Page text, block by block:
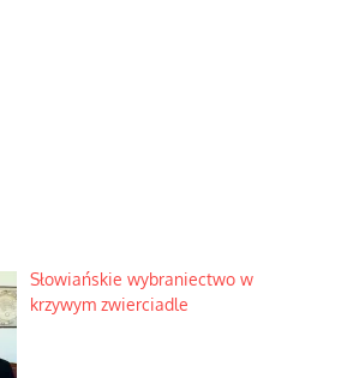
Słowiańskie wybraniectwo w
krzywym zwierciadle